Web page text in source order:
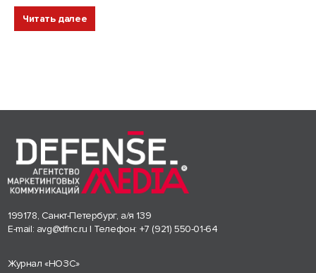
Читать далее
199178, Санкт-Петербург, а/я 139
E-mail: avg@dfnc.ru | Телефон: +7 (921) 550-01-64
Журнал «НОЗС»